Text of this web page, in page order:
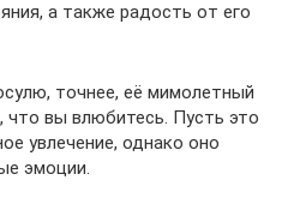
а также радость от его
точнее, её мимолетный
что вы влюбитесь. Пусть это
увлечение, однако оно
эмоции.